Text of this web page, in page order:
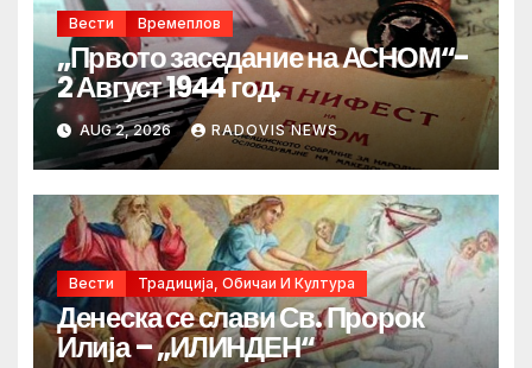
Вести Времеплов
„Првото заседание на АСНОМ“-
2 Август 1944 год.
AUG 2, 2026 RADOVIS NEWS
Вести Традиција, Обичаи И Култура
Денеска се слави Св. Пророк
Илија – „ИЛИНДЕН“